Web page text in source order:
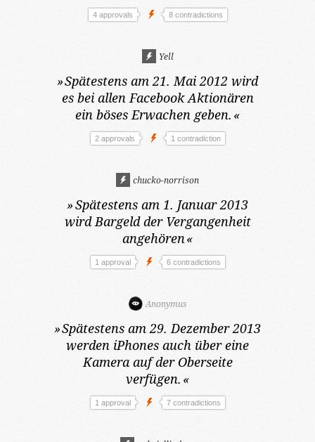
4 approvals 8 contradictions
Yell
»Spätestens am 21. Mai 2012 wird
es bei allen Facebook Aktionären
ein böses Erwachen geben. «
2 approvals 1 contradiction
chucko-norrison
»Spätestens am 1. Januar 2013
wird Bargeld der Vergangenheit
angehören«
1 approval 6 contradictions
Anonymus
»Spätestens am 29. Dezember 2013
werden iPhones auch über eine
Kamera auf der Oberseite
verfügen. «
1 approval 7 contradictions